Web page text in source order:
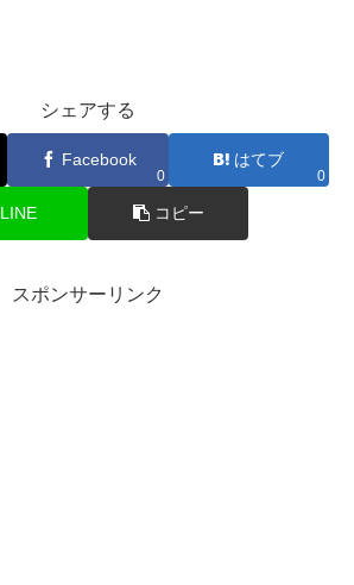
シェアする
Facebook
0
はてブ
0
LINE コピー
スポンサーリンク